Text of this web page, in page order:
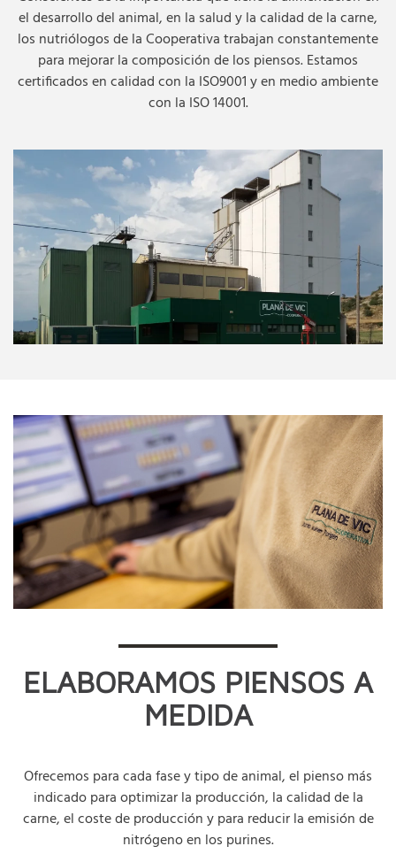
el desarrollo del animal, en la salud y la calidad de la carne,
los nutriólogos de la Cooperativa trabajan constantemente
para mejorar la composición de los piensos. Estamos
certificados en calidad con la ISO9001 y en medio ambiente
con la ISO 14001.
ELABORAMOS PIENSOS A
MEDIDA
Ofrecemos para cada fase y tipo de animal, el pienso más
indicado para optimizar la producción, la calidad de la
carne, el coste de producción y para reducir la emisión de
nitrógeno en los purines.